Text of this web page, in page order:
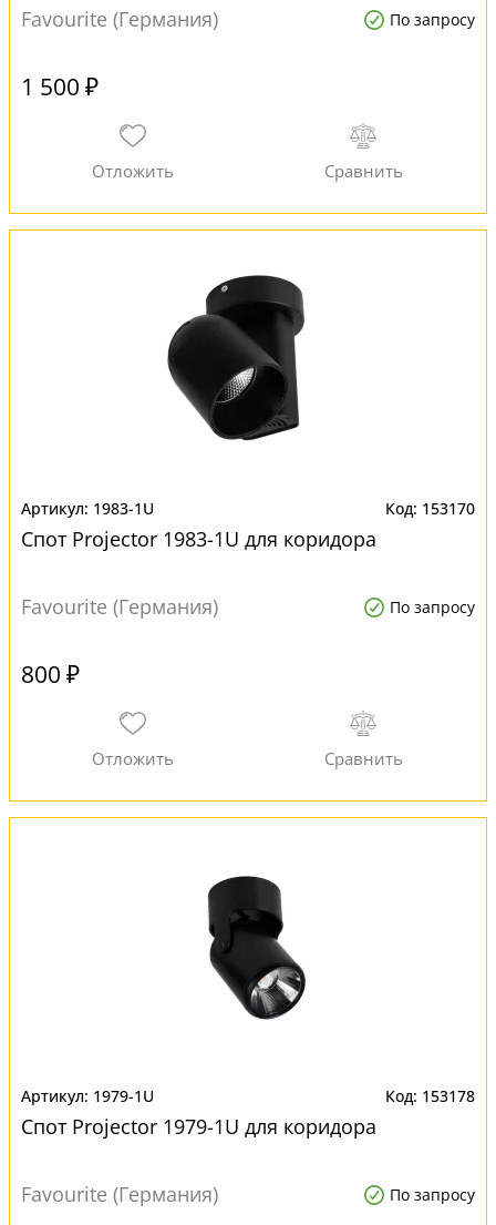
Favourite (Германия) По запросу
1 500 ₽
1983-1U 153170
Спот Projector 1983-1U для коридора
Favourite (Германия) По запросу
800 ₽
1979-1U 153178
Спот Projector 1979-1U для коридора
Favourite (Германия) По запросу